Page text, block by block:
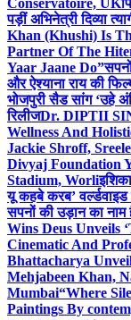
Conservatoire, UK
पड़ीं अभिनेत्री दिव्या
Khan (Khushi) Is
Partner Of The
Yaar Jaane Do”
और ऐश्याना राय की
भोजपुरी सैड सांग ‘उहे
रिलीजDr. DIPTII
Wellness And
Jackie Shroff,
Divyaj Foundation
Stadium, Worli
यू कहबे करब’ वर्ल्डवाइड
सपनों की उड़ान का नाम
Wins Deus Unveils
Cinematic And
Bhattacharya
Mehjabeen Khan,
Mumbai“Where
Paintings By